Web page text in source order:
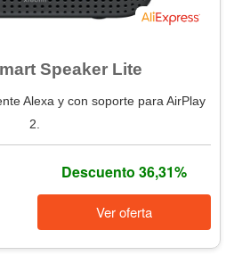
Speaker Lite
Alexa y con soporte para AirPlay
2.
Descuento 36,31%
Ver oferta